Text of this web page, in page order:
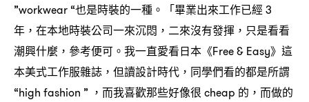
”workwear “也是時裝的一種。「畢業出來工作已經 3
年 ， 在本地時裝公司一來沉悶 ， 二來沒有發揮 ， 只是看看
潮興什麼 ， 參考便可。我一直愛看日本《Free & Easy》這
本美式工作服雜誌 ， 但讀設計時代 ， 同學們看的都是所謂
“high fashion ” ， 而我喜歡那些好像很 cheap 的 ， 而做的